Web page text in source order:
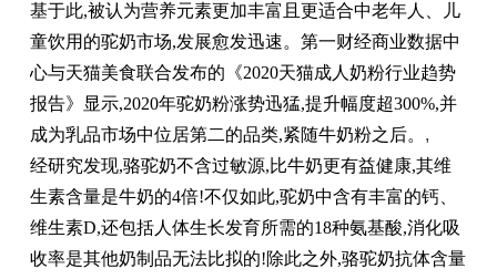
基于此,被认为营养元素更加丰富且更适合中老年人、儿
童饮用的驼奶市场,发展愈发迅速。第一财经商业数据中
心与天猫美食联合发布的《2020天猫成人奶粉行业趋势
报告》显示,2020年驼奶粉涨势迅猛,提升幅度超300%,并
成为乳品市场中位居第二的品类,紧随牛奶粉之后。 ,
经研究发现,骆驼奶不含过敏源,比牛奶更有益健康,其维
生素含量是牛奶的4倍!不仅如此,驼奶中含有丰富的钙、
维生素D,还包括人体生长发育所需的18种氨基酸,消化吸
收率是其他奶制品无法比拟的!除此之外,骆驼奶抗体含量